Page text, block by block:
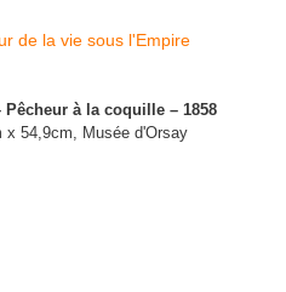
Pêcheur à la coquille – 1858
x 54,9cm, Musée d'Orsay